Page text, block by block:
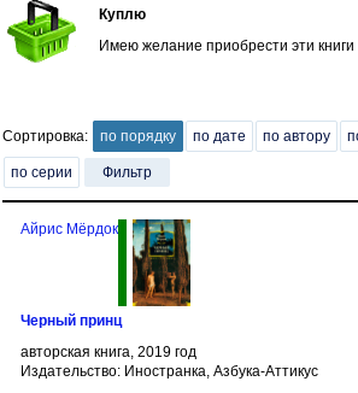
Куплю
Имею желание приобрести эти книги
Сортировка: по порядку по дате по автору
по серии Фильтр
Айрис Мёрдок
Черный принц
авторская книга, 2019 год
Издательство: Иностранка, Азбука-Аттикус